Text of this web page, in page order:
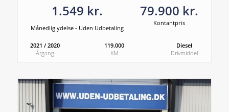
1.549 kr.
Månedlig ydelse - Uden Udbetaling
79.900 kr.
Kontantpris
2021 / 2020
Årgang
119.000
KM
Diesel
Drivmiddel